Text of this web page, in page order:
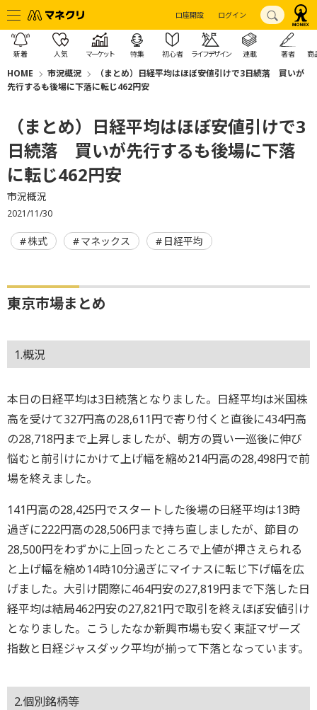
口座開設 ログイン
新着 人気 マーケット 特集 初心者 ライフデザイン 連載 著者 商
HOME 市況概況
（まとめ）日経平均はほぼ安値引けで3日続落 買いが
先行するも後場に下落に転じ462円安
（まとめ）日経平均はほぼ安値引けで3
日続落 買いが先行するも後場に下落
に転じ462円安
市況概況
2021/11/30
株式 マネックス 日経平均
東京市場まとめ
1.概況
本日の日経平均は3日続落となりました。日経平均は米国株
高を受けて327円高の28,611円で寄り付くと直後に434円高
の28,718円まで上昇しましたが、朝方の買い一巡後に伸び
悩むと前引けにかけて上げ幅を縮め214円高の28,498円で前
場を終えました。
141円高の28,425円でスタートした後場の日経平均は13時
過ぎに222円高の28,506円まで持ち直しましたが、節目の
28,500円をわずかに上回ったところで上値が押さえられる
と上げ幅を縮め14時10分過ぎにマイナスに転じ下げ幅を広
げました。大引け間際に464円安の27,819円まで下落した日
経平均は結局462円安の27,821円で取引を終えほぼ安値引け
となりました。こうしたなか新興市場も安く東証マザーズ
指数と日経ジャスダック平均が揃って下落となっています。
2.個別銘柄等